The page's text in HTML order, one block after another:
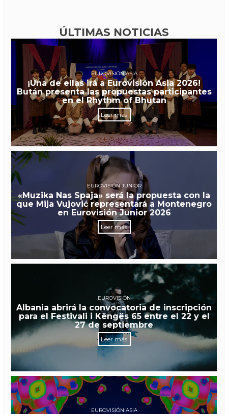
ÚLTIMAS NOTICIAS
EUROVISIÓN ASIA
¡Una de ellas irá a Eurovisión Asia 2026!
Bután presenta las propuestas participantes
en el Rhythm of Bhutan
Leer más
EUROVISIÓN JUNIOR
«Muzika Nas Spaja» será la propuesta con la
que Mija Vujović representará a Montenegro
en Eurovisión Junior 2026
Leer más
EUROVISIÓN
Albania abrirá la convocatoria de inscripción
para el Festivali i Këngës 65 entre el 22 y el
27 de septiembre
Leer más
EUROVISIÓN ASIA